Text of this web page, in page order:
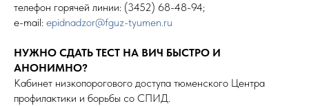
телефон горячей линии: (3452) 68-48-94;
e-mail: epidnadzor@fguz-tyumen.ru
НУЖНО СДАТЬ ТЕСТ НА ВИЧ БЫСТРО И
АНОНИМНО?
Кабинет низкопорогового доступа тюменского Центра
профилактики и борьбы со СПИД.